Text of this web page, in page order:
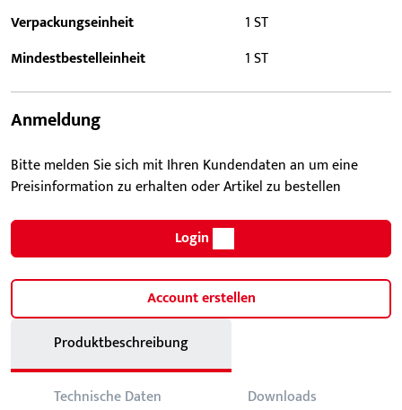
Verpackungseinheit
1 ST
Mindestbestelleinheit
1 ST
Anmeldung
Bitte melden Sie sich mit Ihren Kundendaten an um eine
Preisinformation zu erhalten oder Artikel zu bestellen
Login
Account erstellen
Produktbeschreibung
Technische Daten Downloads